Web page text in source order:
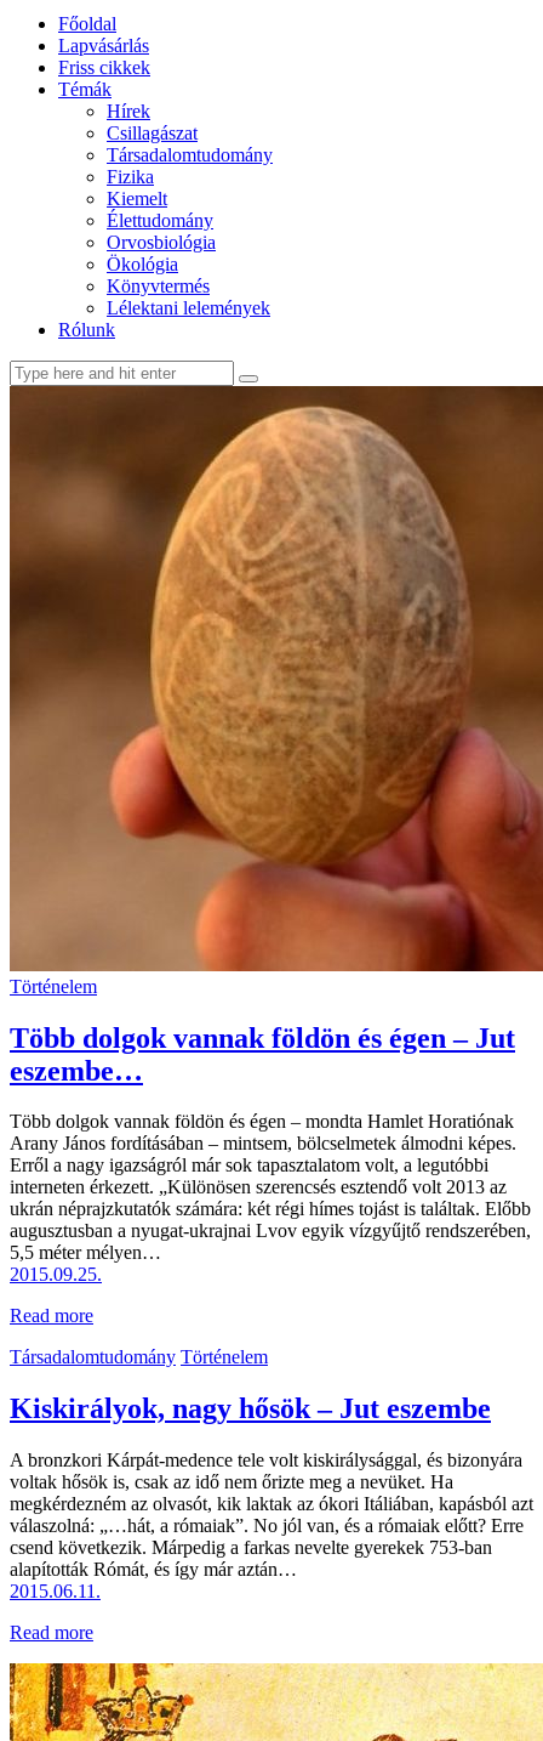
Főoldal
Lapvásárlás
Friss cikkek
Témák
Hírek
Csillagászat
Társadalomtudomány
Fizika
Kiemelt
Élettudomány
Orvosbiológia
Ökológia
Könyvtermés
Lélektani lelemények
Rólunk
Történelem
Több dolgok vannak földön és égen – Jut
eszembe…
Több dolgok vannak földön és égen – mondta Hamlet Horatiónak
Arany János fordításában – mintsem, bölcselmetek álmodni képes.
Erről a nagy igazságról már sok tapasztalatom volt, a legutóbbi
interneten érkezett. „Különösen szerencsés esztendő volt 2013 az
ukrán néprajzkutatók számára: két régi hímes tojást is találtak. Előbb
augusztusban a nyugat-ukrajnai Lvov egyik vízgyűjtő rendszerében,
5,5 méter mélyen…
2015.09.25.
Read more
Társadalomtudomány Történelem
Kiskirályok, nagy hősök – Jut eszembe
A bronzkori Kárpát-medence tele volt kiskirálysággal, és bizonyára
voltak hősök is, csak az idő nem őrizte meg a nevüket. Ha
megkérdezném az olvasót, kik laktak az ókori Itáliában, kapásból azt
válaszolná: „…hát, a rómaiak”. No jól van, és a rómaiak előtt? Erre
csend következik. Márpedig a farkas nevelte gyerekek 753-ban
alapították Rómát, és így már aztán…
2015.06.11.
Read more